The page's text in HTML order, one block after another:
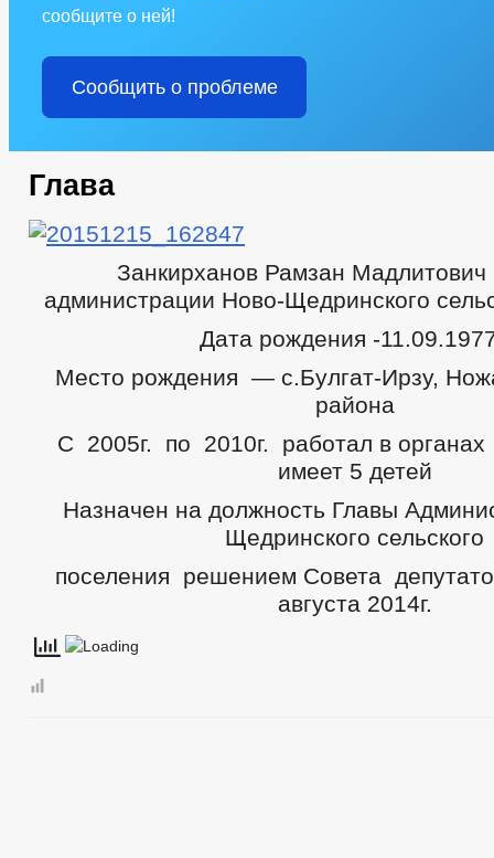
сообщите о ней!
Сообщить о проблеме
Глава
Занкирханов Рамзан
администрации Ново-Щедринского
Дата рождения -
Место рождения — с.Булгат-Ирзу,
района
С 2005г. по 2010г. работал в
имеет 5 детей
Назначен на должность Главы
Щедринского сельского
поселения решением Совета
августа 2014г.